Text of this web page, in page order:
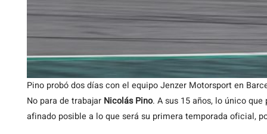
Pino probó dos días con el equipo Jenzer Motorsport en
No para de trabajar Nicolás Pino. A sus 15 años, lo único
afinado posible a lo que será su primera temporada oficial,